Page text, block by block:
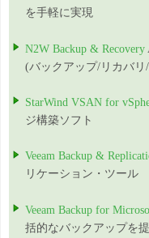
を手軽に実現
N2W Backup & Recovery
(バックアップ/リカバリ
StarWind VSAN for
ジ構築ソフト
Veeam Backup &
リケーション・ツール
Veeam Backup for
括的なバックアップを提